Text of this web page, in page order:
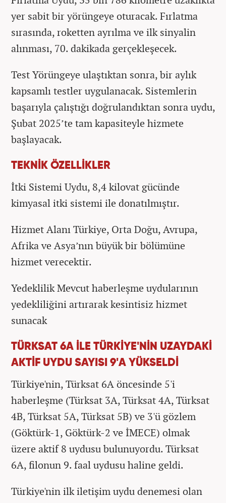
yer sabit bir yörüngeye oturacak. Fırlatma
sırasında, roketten ayrılma ve ilk sinyalin
alınması, 70. dakikada gerçekleşecek.
Test Yörüngeye ulaştıktan sonra, bir aylık
kapsamlı testler uygulanacak. Sistemlerin
başarıyla çalıştığı doğrulandıktan sonra uydu,
Şubat 2025’te tam kapasiteyle hizmete
başlayacak.
TEKNİK ÖZELLİKLER
İtki Sistemi Uydu, 8,4 kilovat gücünde
kimyasal itki sistemi ile donatılmıştır.
Hizmet Alanı Türkiye, Orta Doğu, Avrupa,
Afrika ve Asya’nın büyük bir bölümüne
hizmet verecektir.
Yedeklilik Mevcut haberleşme uydularının
yedekliliğini artırarak kesintisiz hizmet
sunacak
TÜRKSAT 6A İLE TÜRKİYE'NİN UZAYDAKİ
AKTİF UYDU SAYISI 9'A YÜKSELDİ
Türkiye'nin, Türksat 6A öncesinde 5'i
haberleşme (Türksat 3A, Türksat 4A, Türksat
4B, Türksat 5A, Türksat 5B) ve 3'ü gözlem
(Göktürk-1, Göktürk-2 ve İMECE) olmak
üzere aktif 8 uydusu bulunuyordu. Türksat
6A, filonun 9. faal uydusu haline geldi.
Türkiye'nin ilk iletişim uydu denemesi olan